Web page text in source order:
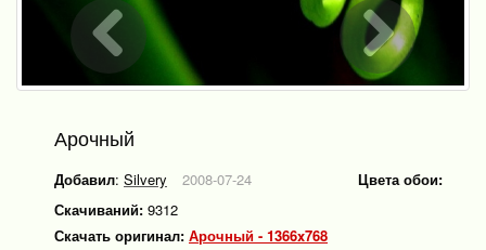
Арочный
Добавил: Silvery
2008-07-24
Скачиваний: 9312
Скачать оригинал:
Арочный - 1366x768
Цвета обои: